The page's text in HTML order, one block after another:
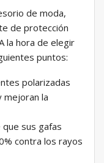
de moda,
de protección
la hora de elegir
puntos:
polarizadas
mejoran la
sus gafas
contra los rayos